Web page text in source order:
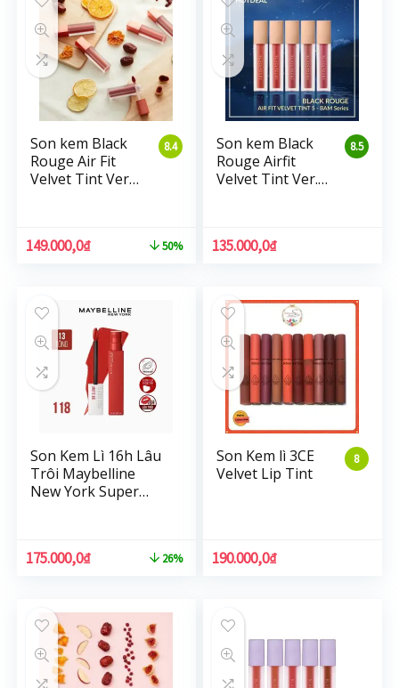
8.4
Son kem Black
Rouge Air Fit
Velvet Tint Ver3
149.000,0₫ 50%
8.5
Son kem Black
Rouge Airfit
Velvet Tint Ver.5
135.000,0₫
Son Kem Lì 16h Lâu
Trôi Maybelline
New York Super
175.000,0₫ 26%
8
Son Kem lì 3CE
Velvet Lip Tint
190.000,0₫